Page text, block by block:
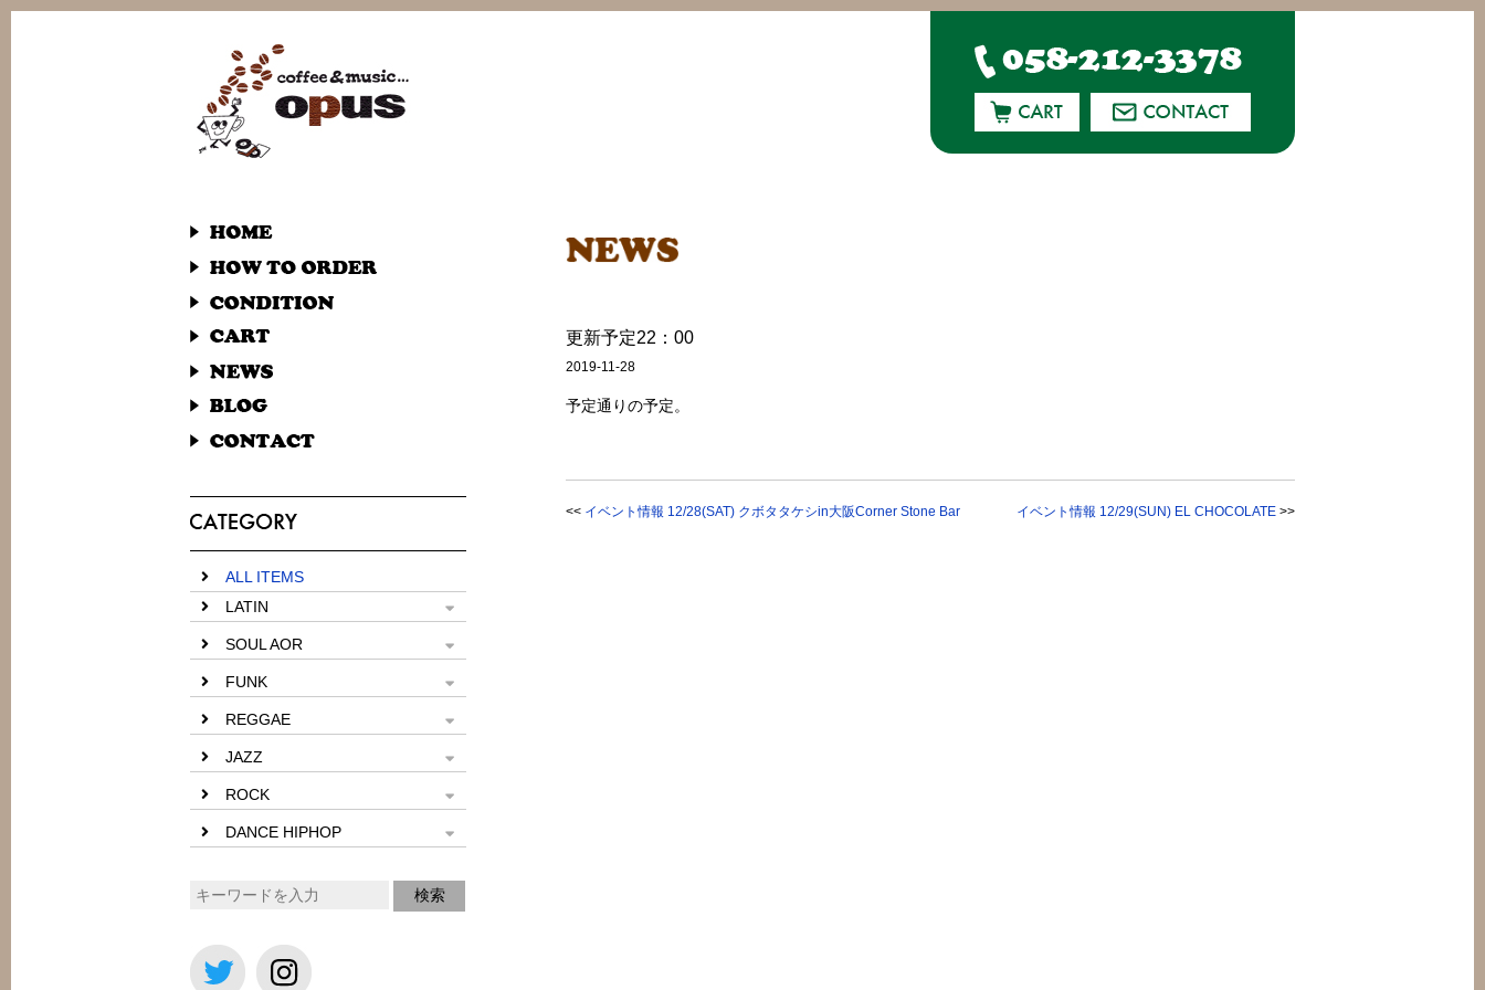
ALL ITEMS
LATIN
SOUL AOR
FUNK
REGGAE
JAZZ
ROCK
DANCE HIPHOP
更新予定22：00
2019-11-28
予定通りの予定。
<< イベント情報 12/28(SAT) クボタタケシin大阪Corner Stone Bar イベント情報 12/29(SUN) EL CHOCOLATE >>